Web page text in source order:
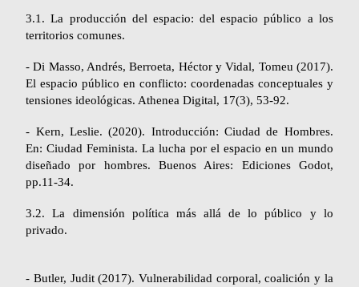
3.1. La producción del espacio: del espacio público a los
territorios comunes.
- Di Masso, Andrés, Berroeta, Héctor y Vidal, Tomeu (2017).
El espacio público en conflicto: coordenadas conceptuales y
tensiones ideológicas. Athenea Digital, 17(3), 53-92.
- Kern, Leslie. (2020). Introducción: Ciudad de Hombres.
En: Ciudad Feminista. La lucha por el espacio en un mundo
diseñado por hombres. Buenos Aires: Ediciones Godot,
pp.11-34.
3.2. La dimensión política más allá de lo público y lo
privado.
- Butler, Judit (2017). Vulnerabilidad corporal, coalición y la